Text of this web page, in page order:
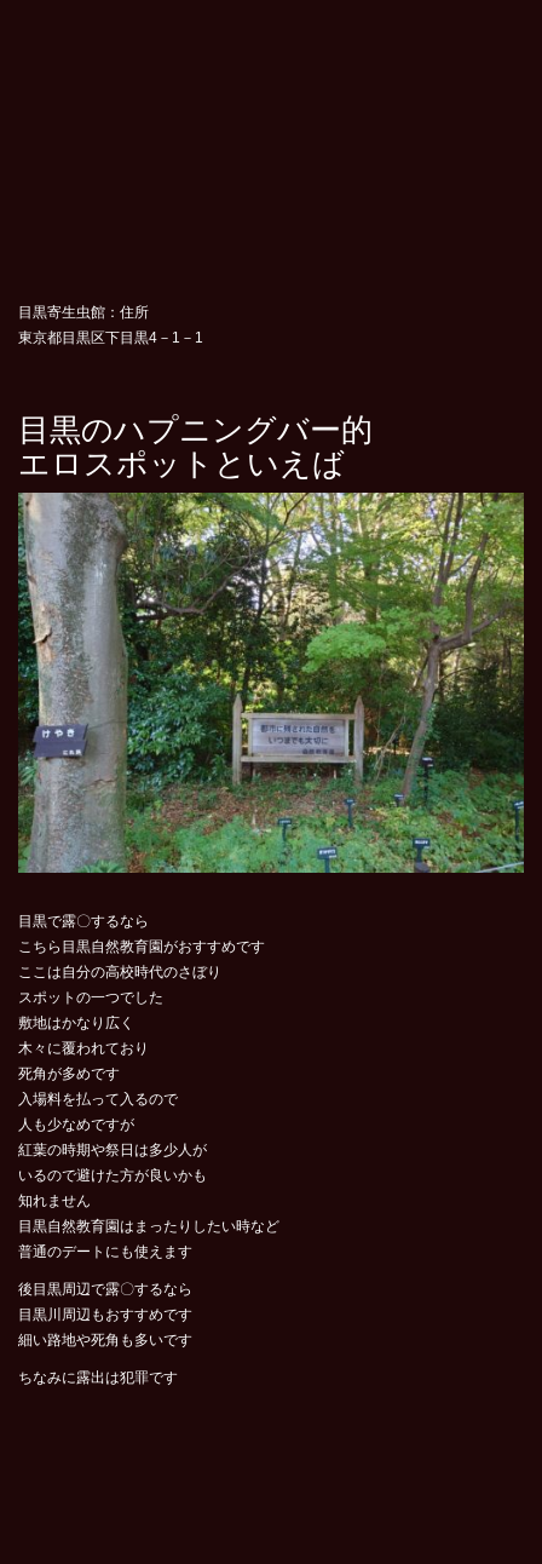
目黒寄生虫館：住所
東京都目黒区下目黒4－1－1
目黒のハプニングバー的
エロスポットといえば
目黒で露〇するなら
こちら目黒自然教育園がおすすめです
ここは自分の高校時代のさぼり
スポットの一つでした
敷地はかなり広く
木々に覆われており
死角が多めです
入場料を払って入るので
人も少なめですが
紅葉の時期や祭日は多少人が
いるので避けた方が良いかも
知れません
目黒自然教育園はまったりしたい時など
普通のデートにも使えます
後目黒周辺で露〇するなら
目黒川周辺もおすすめです
細い路地や死角も多いです
ちなみに露出は犯罪です